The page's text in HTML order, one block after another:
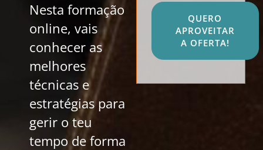
Nesta formação
online, vais
conhecer as
melhores
técnicas e
estratégias para
gerir o teu
tempo de forma
QUERO
APROVEITAR
A OFERTA!